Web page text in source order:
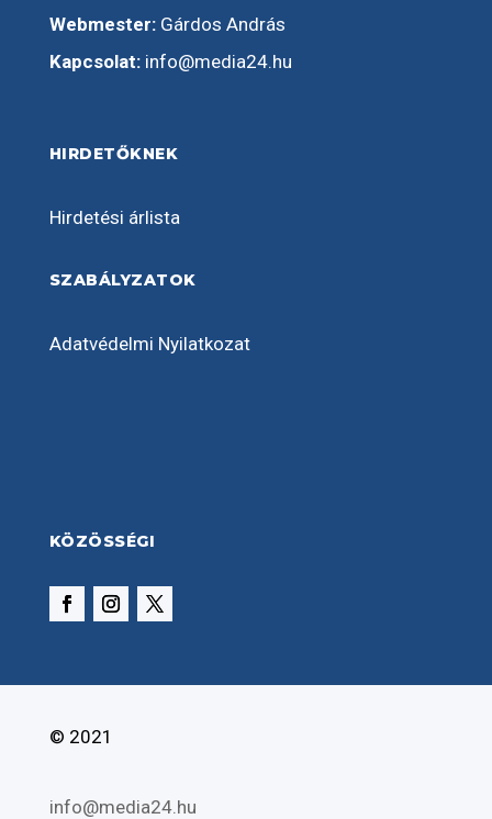
Webmester:Gárdos András
Kapcsolat: info@media24.hu
HIRDETŐKNEK
Hirdetési árlista
SZABÁLYZATOK
Adatvédelmi Nyilatkozat
KÖZÖSSÉGI
© 2021
info@media24.hu